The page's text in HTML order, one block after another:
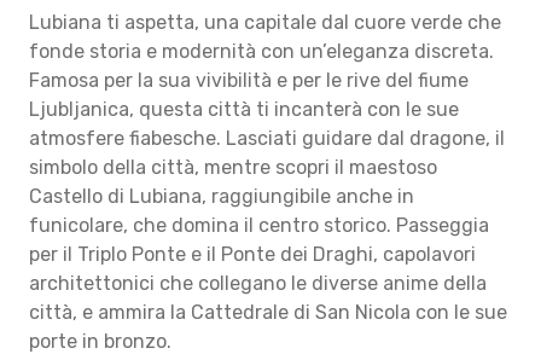
Lubiana ti aspetta, una capitale dal cuore verde che
fonde storia e modernità con un’eleganza discreta.
Famosa per la sua vivibilità e per le rive del fiume
Ljubljanica, questa città ti incanterà con le sue
atmosfere fiabesche. Lasciati guidare dal dragone, il
simbolo della città, mentre scopri il maestoso
Castello di Lubiana, raggiungibile anche in
funicolare, che domina il centro storico. Passeggia
per il Triplo Ponte e il Ponte dei Draghi, capolavori
architettonici che collegano le diverse anime della
città, e ammira la Cattedrale di San Nicola con le sue
porte in bronzo.